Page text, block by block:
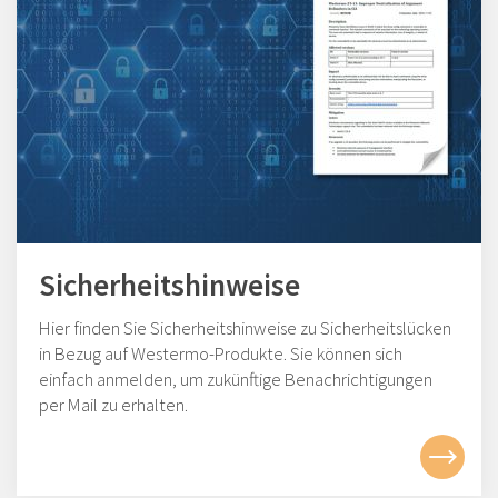
Sicherheitshinweise
Hier finden Sie Sicherheitshinweise zu Sicherheitslücken
in Bezug auf Westermo-Produkte. Sie können sich
einfach anmelden, um zukünftige Benachrichtigungen
per Mail zu erhalten.